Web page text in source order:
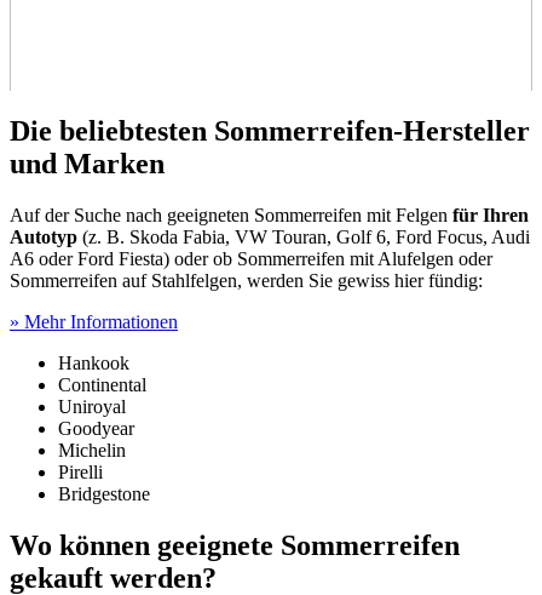
Die beliebtesten Sommerreifen-Hersteller
und Marken
Auf der Suche nach geeigneten Sommerreifen mit Felgen für Ihren
Autotyp (z. B. Skoda Fabia, VW Touran, Golf 6, Ford Focus, Audi
A6 oder Ford Fiesta) oder ob Sommerreifen mit Alufelgen oder
Sommerreifen auf Stahlfelgen, werden Sie gewiss hier fündig:
» Mehr Informationen
Hankook
Continental
Uniroyal
Goodyear
Michelin
Pirelli
Bridgestone
Wo können geeignete Sommerreifen
gekauft werden?